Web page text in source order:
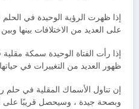
إذا ظهرت الرؤية الوحيدة في
على العديد من الاختلافات بينها
إذا رأت الفتاة الوحيدة سمكة
ظهور العديد من التغييرات في
إن تناول الأسماك المقلية في حلم
وبصحة جيدة ، وسيحصل قريبًا على